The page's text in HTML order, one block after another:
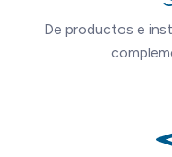
De productos e